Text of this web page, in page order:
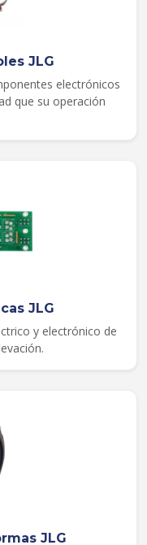
JLG
electrónicos
que su operación
JLG
y electrónico de
JLG